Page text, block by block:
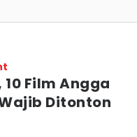
Film Angga
Ditonton